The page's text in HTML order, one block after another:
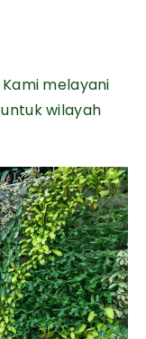
melayani
wilayah